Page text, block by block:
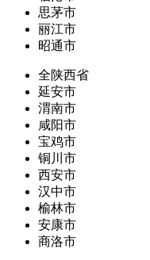
思茅市
丽江市
昭通市
全陕西省
延安市
渭南市
咸阳市
宝鸡市
铜川市
西安市
汉中市
榆林市
安康市
商洛市